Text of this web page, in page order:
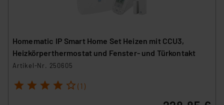
Homematic IP Smart Home Set Heizen mit CCU3,
Heizkörperthermostat und Fenster- und Türkontakt
Artikel-Nr. 250605
1 2 3 4 5 (1)